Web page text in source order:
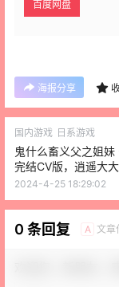
百度网盘
海报分享
国内游戏 日系游戏
鬼什么畜义父之姐妹
完结CV版，逍遥大
手机安卓版
2024-4-25 18:29:02
0 条回复 A 文章